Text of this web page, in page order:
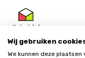
Veilig en vertrouwd
Wij gebruiken
We kunnen deze